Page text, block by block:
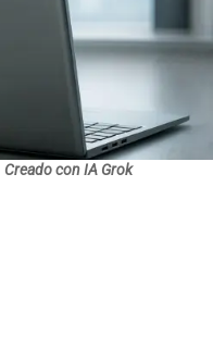
Creado con IA Grok